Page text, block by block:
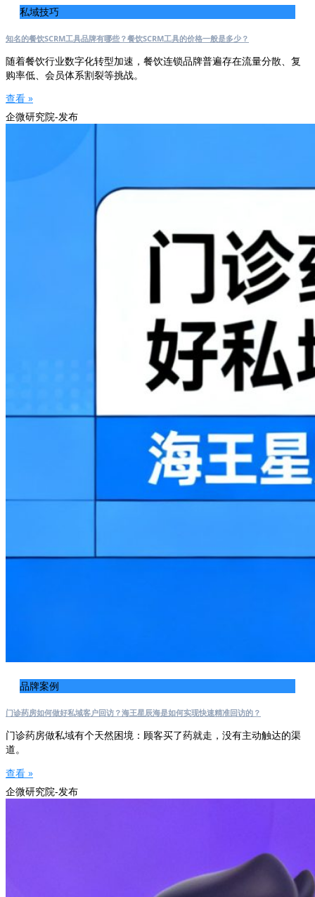
私域技巧
知名的餐饮SCRM工具品牌有哪些？餐饮SCRM工具的价格一般是多少？
随着餐饮行业数字化转型加速，餐饮连锁品牌普遍存在流量分散、复
购率低、会员体系割裂等挑战。
查看 »
企微研究院-发布
品牌案例
门诊药房如何做好私域客户回访？海王星辰海是如何实现快速精准回访的？
门诊药房做私域有个天然困境：顾客买了药就走，没有主动触达的渠
道。
查看 »
企微研究院-发布